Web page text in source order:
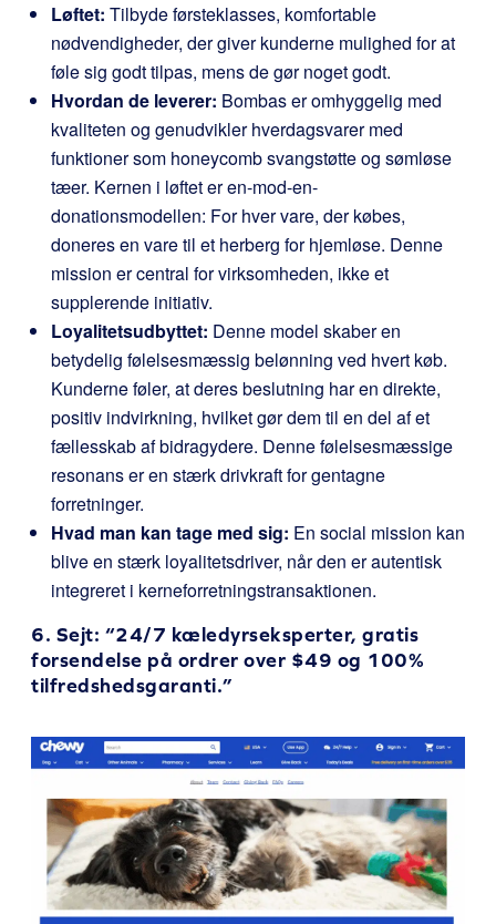
Løftet: Tilbyde førsteklasses, komfortable
nødvendigheder, der giver kunderne mulighed for at
føle sig godt tilpas, mens de gør noget godt.
Hvordan de leverer: Bombas er omhyggelig med
kvaliteten og genudvikler hverdagsvarer med
funktioner som honeycomb svangstøtte og sømløse
tæer. Kernen i løftet er en-mod-en-
donationsmodellen: For hver vare, der købes,
doneres en vare til et herberg for hjemløse. Denne
mission er central for virksomheden, ikke et
supplerende initiativ.
Loyalitetsudbyttet: Denne model skaber en
betydelig følelsesmæssig belønning ved hvert køb.
Kunderne føler, at deres beslutning har en direkte,
positiv indvirkning, hvilket gør dem til en del af et
fællesskab af bidragydere. Denne følelsesmæssige
resonans er en stærk drivkraft for gentagne
forretninger.
Hvad man kan tage med sig: En social mission kan
blive en stærk loyalitetsdriver, når den er autentisk
integreret i kerneforretningstransaktionen.
6. Sejt: “24/7 kæledyrseksperter, gratis
forsendelse på ordrer over $49 og 100%
tilfredshedsgaranti.”